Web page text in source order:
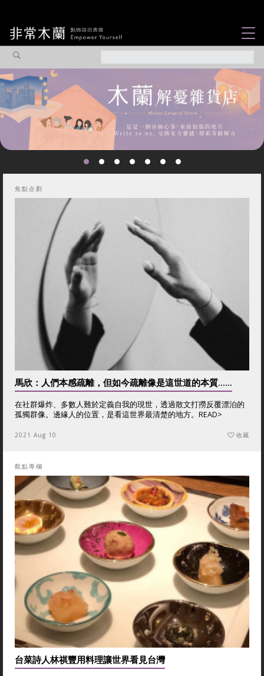
焦點企劃
社會企業
你不知道的那些女
性故事...
焦點企劃
馬欣：人們本感疏離，但如今疏離像是這世道的本質......
在社群爆炸、多數人難於定義自我的現世，透過散文打撈反覆漂泊的
孤獨群像。邊緣人的位置，是看這世界最清楚的地方。 READ>
2021 Aug 10 收藏
觀點專欄
台菜詩人林祺豐用料理讓世界看見台灣